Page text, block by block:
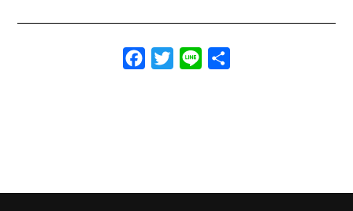
FacebookTwitterLine